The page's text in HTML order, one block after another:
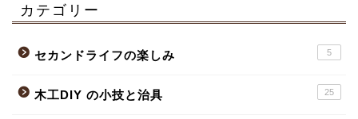
カテゴリー
セカンドライフの楽しみ 5
木工DIY の小技と治具 25